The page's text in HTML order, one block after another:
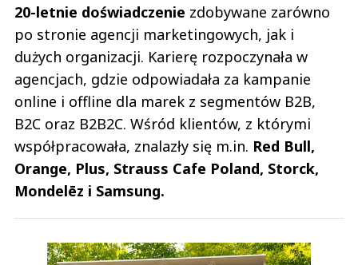
20-letnie doświadczenie zdobywane zarówno
po stronie agencji marketingowych, jak i
dużych organizacji. Karierę rozpoczynała w
agencjach, gdzie odpowiadała za kampanie
online i offline dla marek z segmentów B2B,
B2C oraz B2B2C. Wśród klientów, z którymi
współpracowała, znalazły się m.in. Red Bull,
Orange, Plus, Strauss Cafe Poland, Storck,
Mondelēz i Samsung.